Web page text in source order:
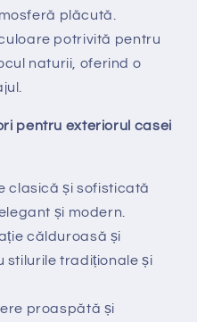
plăcută.
potrivită pentru
naturii, oferind o
pentru exteriorul casei
clasică și sofisticată
și modern.
călduroasă și
stilurile tradiționale și
proaspătă și